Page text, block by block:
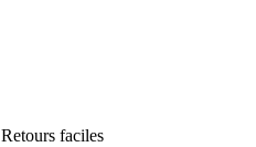
Retours faciles